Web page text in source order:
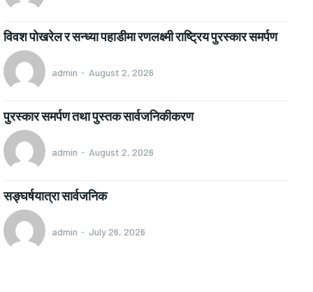
विवश पोखरेल र सन्ध्या पहाडीमा रणलक्ष्मी राष्ट्रिय पुरस्कार समर्पण
admin - August 2, 2026
पुरस्कार समर्पण तथा पुस्तक सार्वजनिकीकरण
admin - August 2, 2026
सङ्घर्षयात्रा सार्वजनिक
admin - July 26, 2026